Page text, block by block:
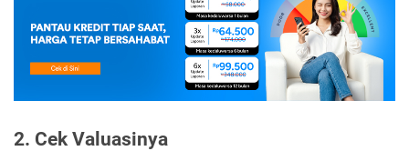
2. Cek Valuasinya